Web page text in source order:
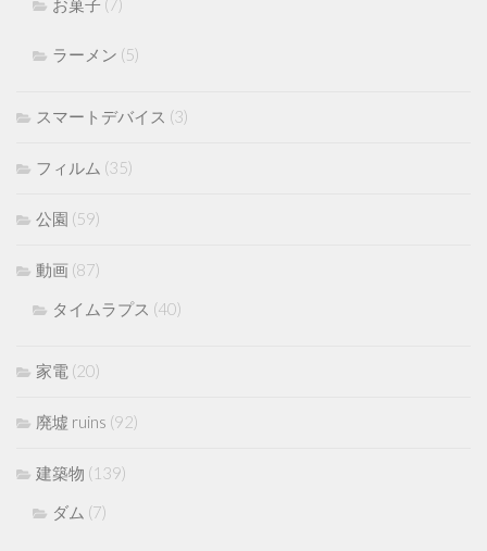
お菓子 (7)
ラーメン (5)
スマートデバイス (3)
フィルム (35)
公園 (59)
動画 (87)
タイムラプス (40)
家電 (20)
廃墟 ruins (92)
建築物 (139)
ダム (7)